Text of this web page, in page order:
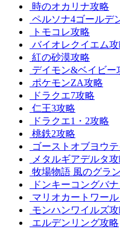
時のオカリナ攻略
ペルソナ4ゴールデ
トモコレ攻略
バイオレクイエム攻
紅の砂漠攻略
デイモン&ベイビー
ポケモンZA攻略
ドラクエ7攻略
仁王3攻略
ドラクエ1・2攻略
桃鉄2攻略
ゴーストオブヨウ
メタルギアデルタ
牧場物語 風のグラ
ドンキーコングバ
マリオカートワー
モンハンワイルズ攻
エルデンリング攻略